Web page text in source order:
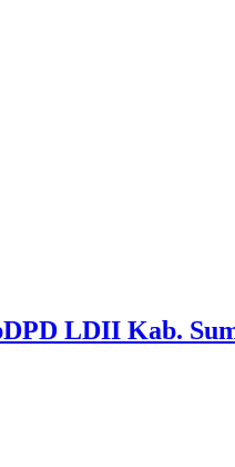
DPD LDII Kab.